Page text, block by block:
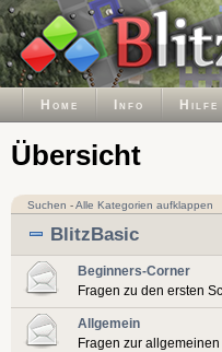
Home Info Hilfe
Übersicht
Suchen -Alle Kategorien aufklappen
BlitzBasic
Beginners-Corner
Fragen zu den ersten
Allgemein
Fragen zur